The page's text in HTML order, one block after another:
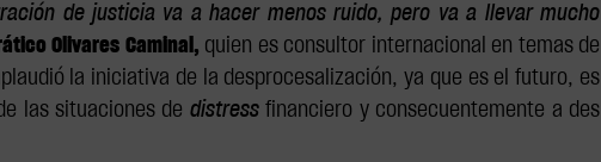
de justicia va a hacer menos ruido, pero va a llevar mucho
Olivares Caminal, quien es consultor internacional en temas de
la iniciativa de la desprocesalización, ya que es el futuro, es
las situaciones de distressfinanciero y consecuentemente a des